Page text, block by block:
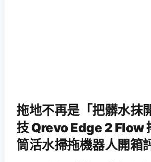
拖地不再是「把髒水抹
技 Qrevo Edge 2 Flow
筒活水掃拖機器人開箱